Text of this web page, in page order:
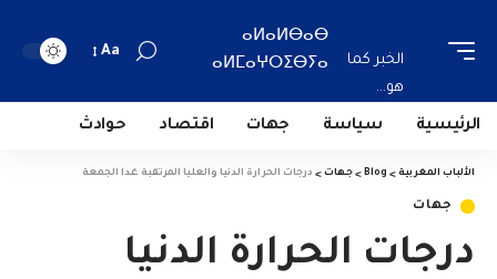
الخبر كما
هو...
ⴰⵍⴰⵍⴱⴰⴱ
ⴰⵍⵎⴰⵖⵔⵉⴱⵢⴰ
Aa
الرئيسية سياسة جهات اقتصاد حوادث
الألباب المغربية >
Blog
> جهات > درجات الحرارة الدنيا والعليا المرتقبة غدا الجمعة
جهات
درجات الحرارة الدنيا